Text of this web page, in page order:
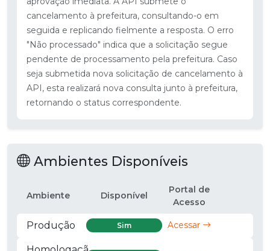
cancelamento à prefeitura, consultando-o em
seguida e replicando fielmente a resposta. O erro
"Não processado" indica que a solicitação segue
pendente de processamento pela prefeitura. Caso
seja submetida nova solicitação de cancelamento à
API, esta realizará nova consulta junto à prefeitura,
retornando o status correspondente.
Ambientes Disponíveis
Ambiente Disponível
Portal de
Acesso
Produção Sim Acessar